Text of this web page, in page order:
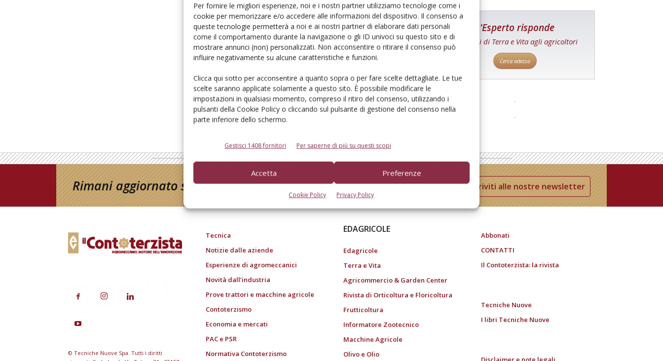
Per fornire le migliori esperienze, noi e i nostri partner utilizziamo tecnologie come i
cookie per memorizzare e/o accedere alle informazioni del dispositivo. Il consenso a
queste tecnologie permetterà a noi e ai nostri partner di elaborare dati personali
come il comportamento durante la navigazione o gli ID univoci su questo sito e di
mostrare annunci (non) personalizzati. Non acconsentire o ritirare il consenso può
influire negativamente su alcune caratteristiche e funzioni.
Clicca qui sotto per acconsentire a quanto sopra o per fare scelte dettagliate. Le tue
scelte saranno applicate solamente a questo sito. È possibile modificare le
impostazioni in qualsiasi momento, compreso il ritiro del consenso, utilizzando i
pulsanti della Cookie Policy o cliccando sul pulsante di gestione del consenso nella
parte inferiore dello schermo.
Gestisci 1408 fornitori Per saperne di più su questi scopi
Accetta Preferenze
Cookie Policy Privacy Policy
L'Esperto risponde
I consigli di Terra e Vita agli agricoltori
Cerca adesso
Rimani aggiornato sul mondo dell’agricoltura Iscriviti alle nostre newsletter
© Tecniche Nuove Spa. Tutti i diritti
Tecnica
Notizie dalle aziende
Esperienze di agromeccanici
Novità dall’industria
Prove trattori e macchine agricole
Contoterzismo
Economia e mercati
PAC e PSR
Normativa Contoterzismo
EDAGRICOLE
Edagricole
Terra e Vita
Agricommercio & Garden Center
Rivista di Orticoltura e Floricoltura
Frutticoltura
Informatore Zootecnico
Macchine Agricole
Olivo e Olio
Abbonati
CONTATTI
Il Contoterzista: la rivista
Tecniche Nuove
I libri Tecniche Nuove